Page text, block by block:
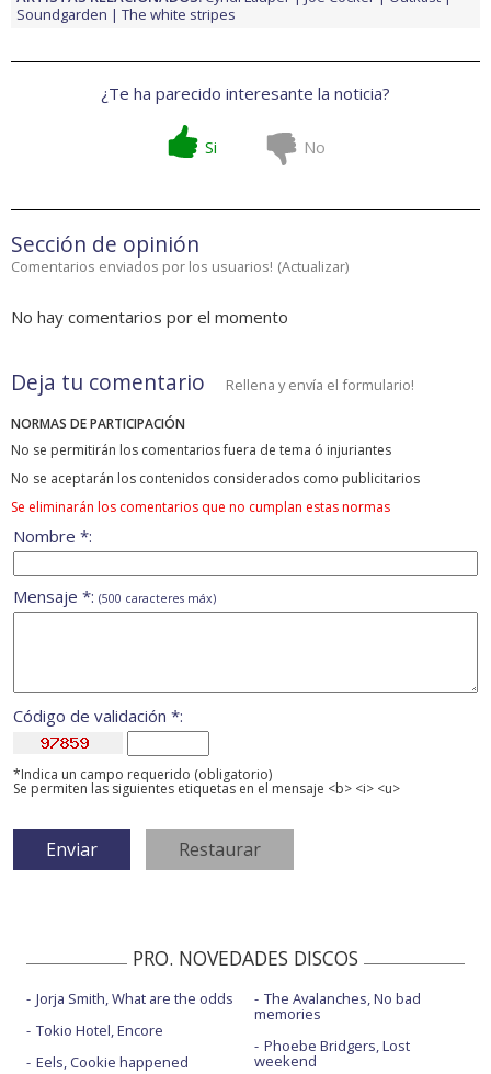
Soundgarden
The white stripes
¿Te ha parecido interesante la noticia?
Si No
Sección de opinión
Comentarios enviados por los usuarios! (Actualizar)
No hay comentarios por el momento
Deja tu comentario Rellena y envía el formulario!
NORMAS DE PARTICIPACIÓN
No se permitirán los comentarios fuera de tema ó injuriantes
No se aceptarán los contenidos considerados como publicitarios
Se eliminarán los comentarios que no cumplan estas normas
Nombre *:
Mensaje *: (500 caracteres máx)
Código de validación *:
*Indica un campo requerido (obligatorio)
Se permiten las siguientes etiquetas en el mensaje <b> <i> <u>
PRO. NOVEDADES DISCOS
Jorja Smith, What are the odds
Tokio Hotel, Encore
Eels, Cookie happened
The Avalanches, No bad
memories
Phoebe Bridgers, Lost
weekend